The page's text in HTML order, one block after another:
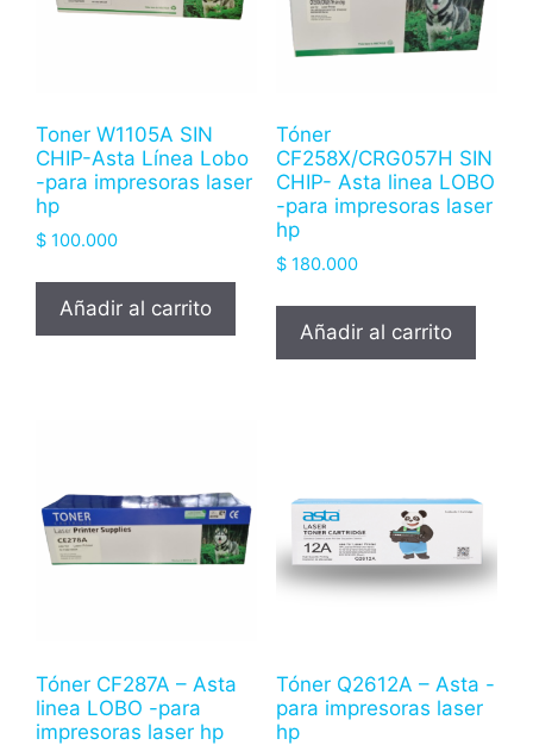
Toner W1105A SIN
CHIP-Asta Línea Lobo
-para impresoras laser
hp
$ 100.000
Añadir al carrito
Tóner
CF258X/CRG057H SIN
CHIP- Asta linea LOBO
-para impresoras laser
hp
$180.000
Añadir al carrito
Tóner CF287A – Asta
linea LOBO -para
impresoras laser hp
Tóner Q2612A – Asta -
para impresoras laser
hp